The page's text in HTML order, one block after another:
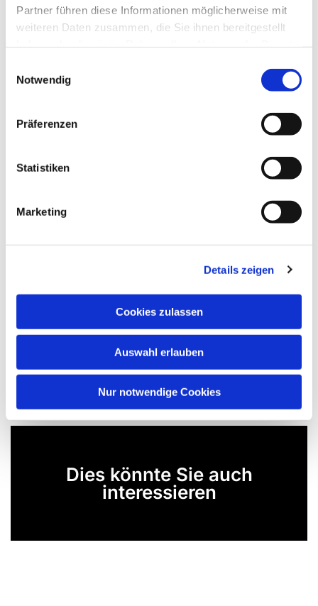
Partner führen diese Informationen möglicherweise mit
weiteren Daten zusammen, die Sie ihnen bereitgestellt
Notwendig
Präferenzen
Statistiken
Marketing
Details zeigen
Cookies zulassen
Auswahl erlauben
Nur notwendige Cookies
Im neuen Jahr geht es wieder richtig rund im
Dies könnte Sie auch
interessieren